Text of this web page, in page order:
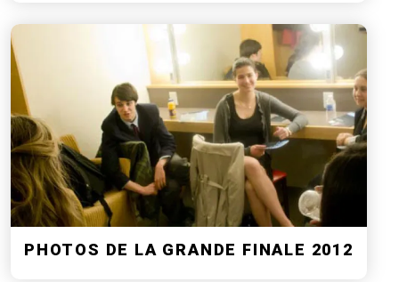
PHOTOS DE LA GRANDE FINALE 2012